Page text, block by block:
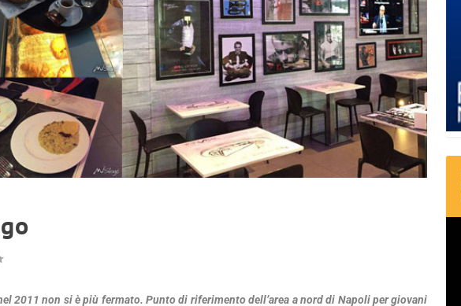
2011 non si è più fermato. Punto di riferimento dell’area a nord di Napoli per giovani